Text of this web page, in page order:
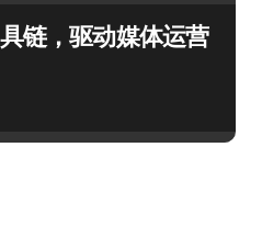
链，驱动媒体运营